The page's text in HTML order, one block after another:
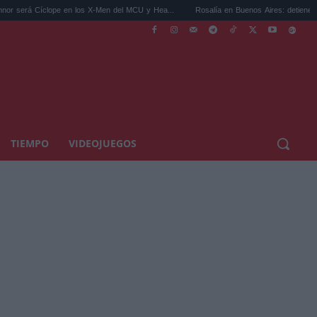
en los X-Men del MCU y Hea... Rosalía en Buenos Aires: detiene el tráfico y se s...
TIEMPO VIDEOJUEGOS